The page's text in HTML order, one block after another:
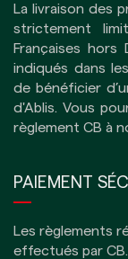
La livraison des
strictement
Françaises
indiqués dans
de bénéficier
d'Ablis. Vous
règlement CB à
PAIEMENT
Les règlements
effectués par CB.